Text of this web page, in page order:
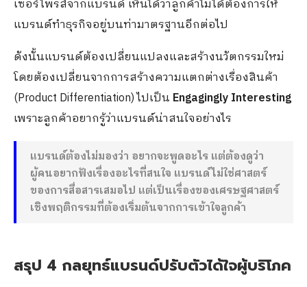
เซอร์ไพรส์จากแบรนด์ เห็นได้ว่าลูกค้าไม่ได้ต้องการให้
แบรนด์ทำธุรกิจอยู่บนท่ามาตรฐานอีกต่อไป
ดังนั้นแบรนด์ต้องเปลี่ยนแปลงและสร้างนวัตกรรมใหม่
โดยต้องเปลี่ยนจากการสร้างความแตกต่างเรื่องสินค้า
(Product Differentiation) ไปเป็น Engagingly Interesting
เพราะลูกค้าอยากรู้ว่าแบรนด์น่าสนใจอย่างไร
แบรนด์ต้องไม่มองว่า อยากจะพูดอะไร แต่ต้องดูว่า
ผู้คนอยากฟังเรื่องอะไรที่สนใจ แบรนด์ไม่ใช่ศาสตร์
ของการสื่อสารเสมอไป แต่เป็นเรื่องของเศรษฐศาสตร์
เชิงพฤติกรรมที่ต้องเริ่มต้นจากการเข้าใจลูกค้า
สรุป 4 กลยุทธ์แบรนด์ปรับตัวได้ใจผู้บริโภค